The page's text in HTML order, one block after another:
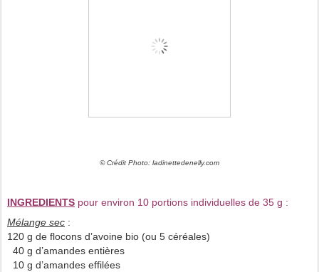
© Crédit Photo: ladinettedenelly.com
INGREDIENTS pour environ 10 portions individuelles de 35 g :
Mélange sec :
120 g de flocons d’avoine bio (ou 5 céréales)
40 g d’amandes entières
10 g d’amandes effilées